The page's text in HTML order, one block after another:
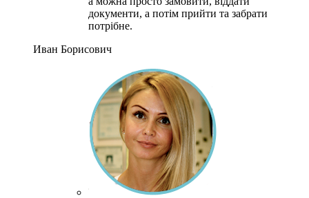
документи, а потім прийти та забрати
потрібне.
Иван Борисович